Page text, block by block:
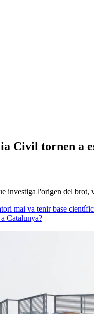
Civil tornen a
investiga l'origen del brot,
mai va tenir base
Catalunya?